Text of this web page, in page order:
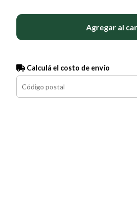
Agregar al
Calculá el costo de envío